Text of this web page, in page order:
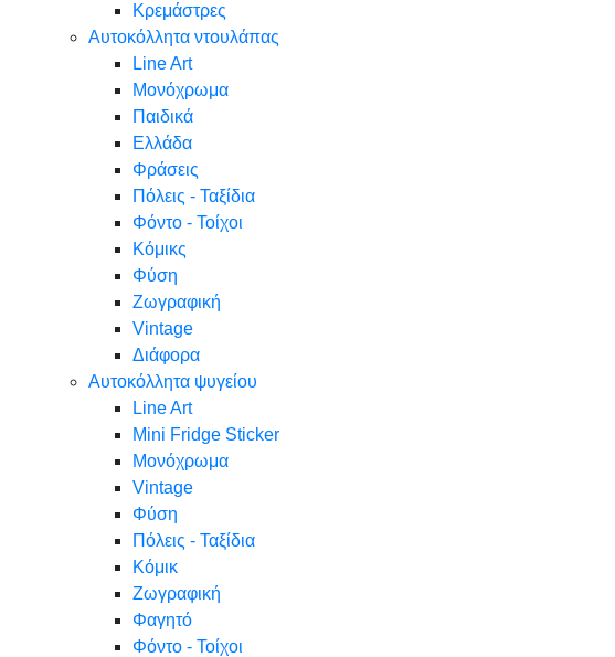
Κρεμάστρες
Αυτοκόλλητα ντουλάπας
Line Art
Μονόχρωμα
Παιδικά
Ελλάδα
Φράσεις
Πόλεις - Ταξίδια
Φόντο - Τοίχοι
Κόμικς
Φύση
Ζωγραφική
Vintage
Διάφορα
Αυτοκόλλητα ψυγείου
Line Art
Mini Fridge Sticker
Μονόχρωμα
Vintage
Φύση
Πόλεις - Ταξίδια
Κόμικ
Ζωγραφική
Φαγητό
Φόντο - Τοίχοι